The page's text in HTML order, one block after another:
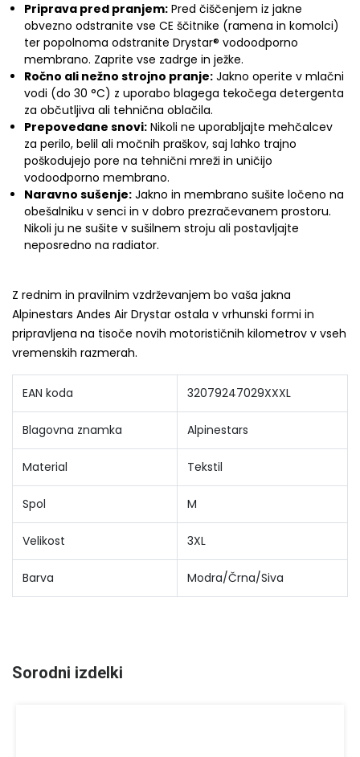
Priprava pred pranjem: Pred čiščenjem iz jakne
obvezno odstranite vse CE ščitnike (ramena in komolci)
ter popolnoma odstranite Drystar® vodoodporno
membrano. Zaprite vse zadrge in ježke.
Ročno ali nežno strojno pranje: Jakno operite v mlačni
vodi (do 30 °C) z uporabo blagega tekočega detergenta
za občutljiva ali tehnična oblačila.
Prepovedane snovi: Nikoli ne uporabljajte mehčalcev
za perilo, belil ali močnih praškov, saj lahko trajno
poškodujejo pore na tehnični mreži in uničijo
vodoodporno membrano.
Naravno sušenje: Jakno in membrano sušite ločeno na
obešalniku v senci in v dobro prezračevanem prostoru.
Nikoli ju ne sušite v sušilnem stroju ali postavljajte
neposredno na radiator.
Z rednim in pravilnim vzdrževanjem bo vaša jakna
Alpinestars Andes Air Drystar ostala v vrhunski formi in
pripravljena na tisoče novih motorističnih kilometrov v vseh
vremenskih razmerah.
EAN koda 32079247029XXXL
Blagovna znamka Alpinestars
Material Tekstil
Spol M
Velikost 3XL
Barva Modra/Črna/Siva
Sorodni izdelki